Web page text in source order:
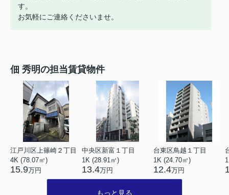
す。
お気軽にご連絡くださいませ。
佃 秀明の担当賃貸物件
江戸川区上篠崎２丁目
4K (78.07㎡)
15.9万円
中央区新富１丁目
1K (28.91㎡)
13.4万円
台東区鳥越１丁目
1K (24.70㎡)
12.4万円
もっと見る